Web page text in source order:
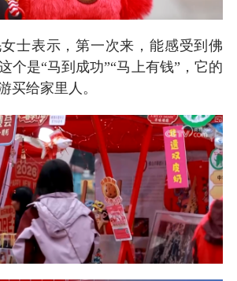
表示，第一次来，能感受到佛
个是“马到成功”“马上有钱”，它的
买给家里人。